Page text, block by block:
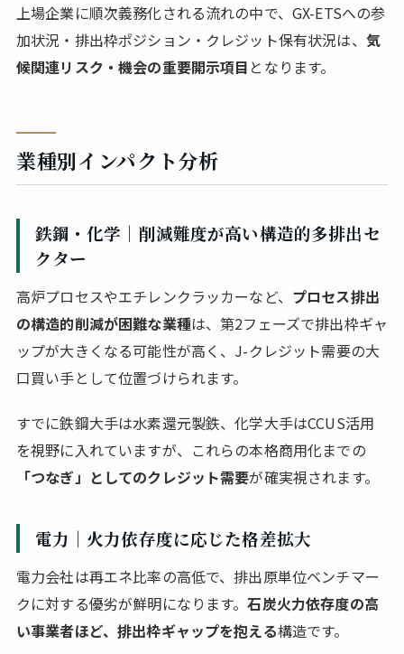
上場企業に順次義務化される流れの中で、GX-ETSへの参
加状況・排出枠ポジション・クレジット保有状況は、 気
候関連リスク・機会の重要開示項目 となります。
業種別インパクト分析
鉄鋼・化学｜削減難度が高い構造的多排出セ
クター
高炉プロセスやエチレンクラッカーなど、 プロセス排出
の構造的削減が困難な業種は、第2フェーズで排出枠ギャ
ップが大きくなる可能性が高く、J-クレジット需要の大
口買い手として位置づけられます。
すでに鉄鋼大手は水素還元製鉄、化学大手はCCUS活用
を視野に入れていますが、これらの本格商用化までの
「つなぎ」としてのクレジット需要が確実視されます。
電力｜火力依存度に応じた格差拡大
電力会社は再エネ比率の高低で、排出原単位ベンチマー
クに対する優劣が鮮明になります。石炭火力依存度の高
い事業者ほど、排出枠ギャップを抱える構造です。